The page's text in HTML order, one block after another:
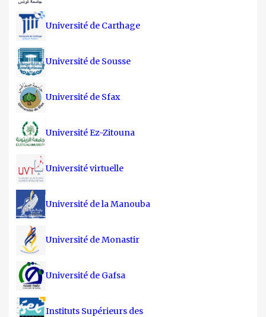
Université de Carthage
Université de Sousse
Université de Sfax
Université Ez-Zitouna
Université virtuelle
Université de la Manouba
Université de Monastir
Université de Gafsa
Instituts Supérieurs des